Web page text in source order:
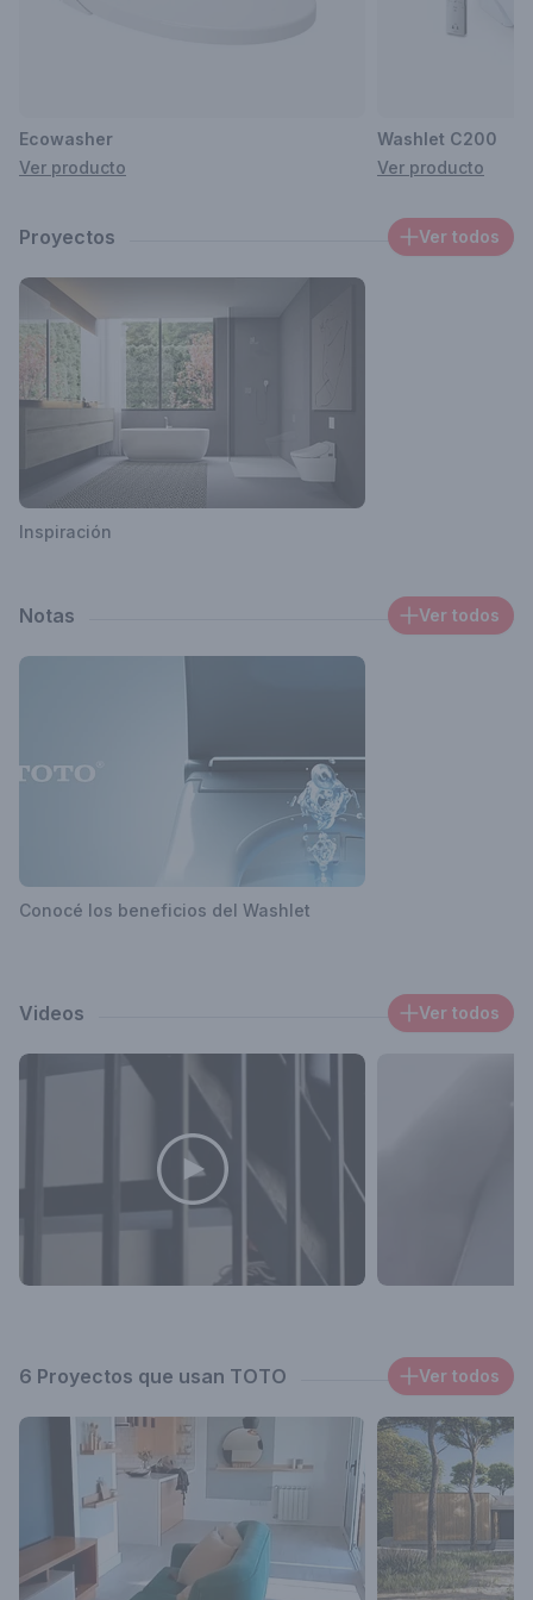
sscheverin@destefano.com.ar
Ecowasher
Ver producto
Washlet C200
Ver producto
Proyectos Ver todos
Inspiración
Notas Ver todos
Conocé los beneficios del Washlet
Videos Ver todos
6 Proyectos que usan TOTO Ver todos